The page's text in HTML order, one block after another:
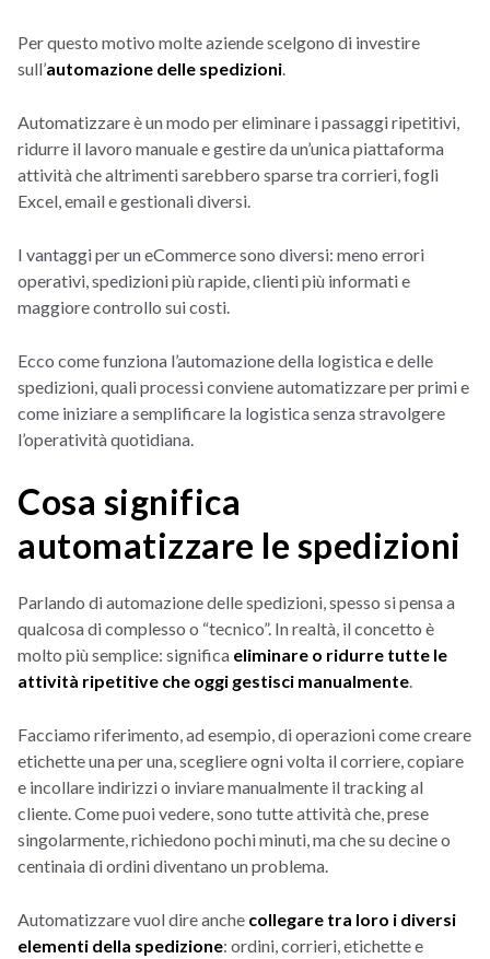
Per questo motivo molte aziende scelgono di investire
sull’automazione delle spedizioni.
Automatizzare è un modo per eliminare i passaggi ripetitivi,
ridurre il lavoro manuale e gestire da un’unica piattaforma
attività che altrimenti sarebbero sparse tra corrieri, fogli
Excel, email e gestionali diversi.
I vantaggi per un eCommerce sono diversi: meno errori
operativi, spedizioni più rapide, clienti più informati e
maggiore controllo sui costi.
Ecco come funziona l’automazione della logistica e delle
spedizioni, quali processi conviene automatizzare per primi e
come iniziare a semplificare la logistica senza stravolgere
l’operatività quotidiana.
Cosa significa
automatizzare le spedizioni
Parlando di automazione delle spedizioni, spesso si pensa a
qualcosa di complesso o “tecnico”. In realtà, il concetto è
molto più semplice: significa eliminare o ridurre tutte le
attività ripetitive che oggi gestisci manualmente.
Facciamo riferimento, ad esempio, di operazioni come creare
etichette una per una, scegliere ogni volta il corriere, copiare
e incollare indirizzi o inviare manualmente il tracking al
cliente. Come puoi vedere, sono tutte attività che, prese
singolarmente, richiedono pochi minuti, ma che su decine o
centinaia di ordini diventano un problema.
Automatizzare vuol dire anche collegare tra loro i diversi
elementi della spedizione: ordini, corrieri, etichette e